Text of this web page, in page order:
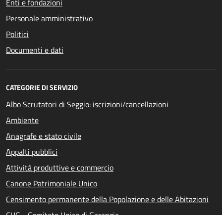
Enti e fondazioni
Personale amministrativo
Politici
Documenti e dati
CATEGORIE DI SERVIZIO
Albo Scrutatori di Seggio: iscrizioni/cancellazioni
Ambiente
Anagrafe e stato civile
Appalti pubblici
Attività produttive e commercio
Canone Patrimoniale Unico
Censimento permanente della Popolazione e delle Abitazioni